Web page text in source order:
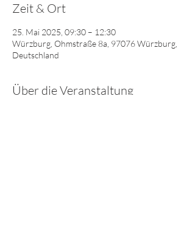
Zeit & Ort
25. Mai 2025, 09:30 – 12:30
Würzburg, Ohmstraße 8a, 97076 Würzburg,
Deutschland
Über die Veranstaltung